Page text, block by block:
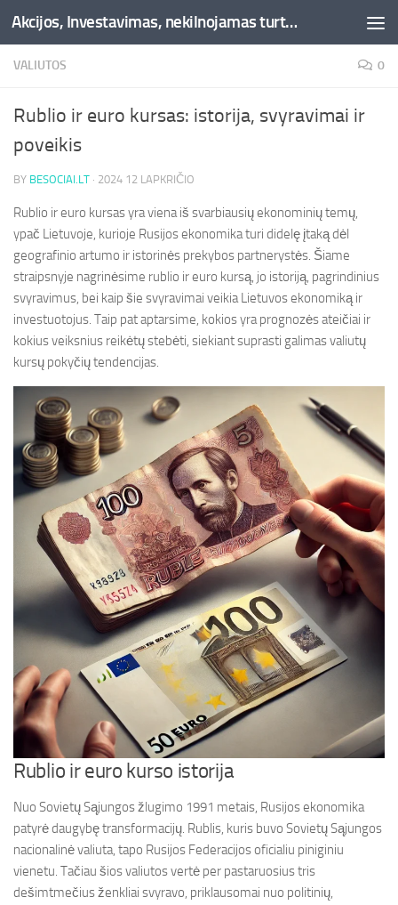
Skip to content Akcijos, Investavimas, nekilnojamas turtas, kriptovaliutos - Besociai.lt
VALIUTOS 0
Rublio ir euro kursas: istorija, svyravimai ir
poveikis
BY BESOCIAI.LT · 2024 12 LAPKRIČIO
Rublio ir euro kursas yra viena iš svarbiausių ekonominių temų,
ypač Lietuvoje, kurioje Rusijos ekonomika turi didelę įtaką dėl
geografinio artumo ir istorinės prekybos partnerystės. Šiame
straipsnyje nagrinėsime rublio ir euro kursą, jo istoriją, pagrindinius
svyravimus, bei kaip šie svyravimai veikia Lietuvos ekonomiką ir
investuotojus. Taip pat aptarsime, kokios yra prognozės ateičiai ir
kokius veiksnius reikėtų stebėti, siekiant suprasti galimas valiutų
kursų pokyčių tendencijas.
Rublio ir euro kurso istorija
Nuo Sovietų Sąjungos žlugimo 1991 metais, Rusijos ekonomika
patyrė daugybę transformacijų. Rublis, kuris buvo Sovietų Sąjungos
nacionalinė valiuta, tapo Rusijos Federacijos oficialiu piniginiu
vienetu. Tačiau šios valiutos vertė per pastaruosius tris
dešimtmečius ženkliai svyravo, priklausomai nuo politinių,